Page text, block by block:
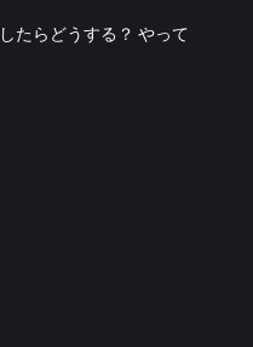
たらどうする？ やって